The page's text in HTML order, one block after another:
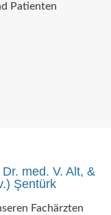
Patienten
med. V. Alt, &
Şentürk
Fachärzten